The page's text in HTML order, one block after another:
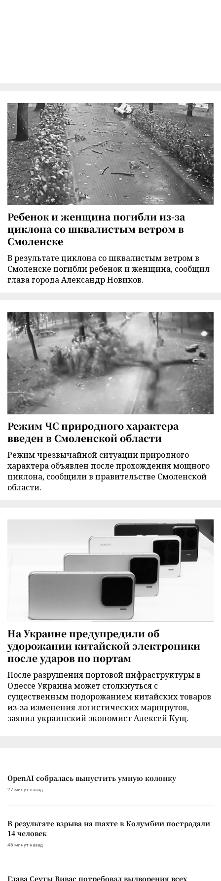
Ребенок и женщина погибли из-за
циклона со шквалистым ветром в
Смоленске
В результате циклона со шквалистым ветром в
Смоленске погибли ребенок и женщина, сообщил
глава города Александр Новиков.
Режим ЧС природного характера
введен в Смоленской области
Режим чрезвычайной ситуации природного
характера объявлен после прохождения мощного
циклона, сообщили в правительстве Смоленской
области.
На Украине предупредили об
удорожании китайской электроники
после ударов по портам
После разрушения портовой инфраструктуры в
Одессе Украина может столкнуться с
существенным подорожанием китайских товаров
из-за изменения логистических маршрутов,
заявил украинский экономист Алексей Кущ.
OpenAI собралась выпустить умную колонку
27 минут назад
В результате взрыва на шахте в Колумбии пострадали
14 человек
46 минут назад
Глава Сеуты Вивас потребовал выдворения всех